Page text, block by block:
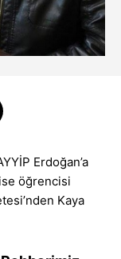
Erdoğan’a
öğrencisi
Kaya